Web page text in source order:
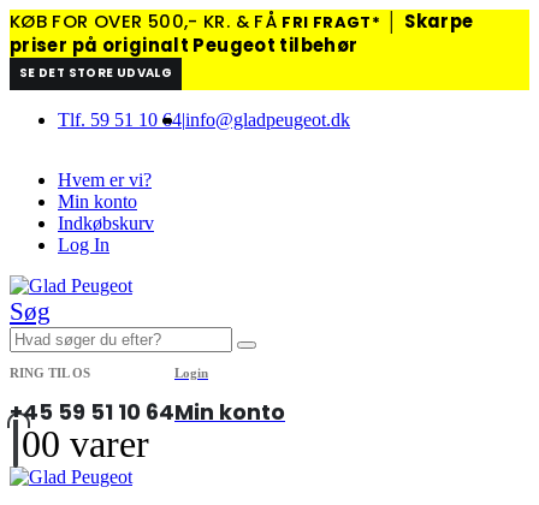
KØB FOR OVER 500,- KR. & FÅ FRI FRAGT*
Skarpe
priser på originalt Peugeot tilbehør
SE DET STORE UDVALG
Tlf. 59 51 10 64|info@gladpeugeot.dk
Hvem er vi?
Min konto
Indkøbskurv
Log In
Søg
RING TIL OS
+45 59 51 10 64
Login
Min konto
00 varer